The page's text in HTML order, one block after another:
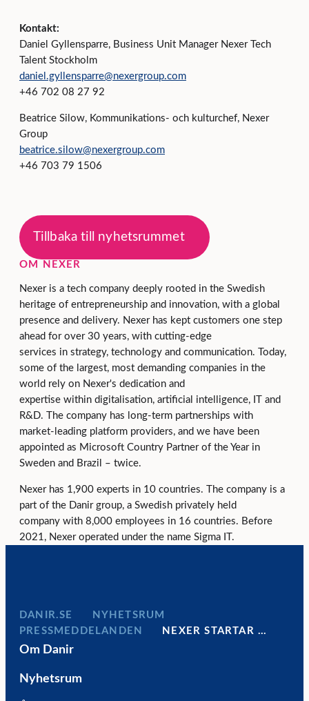
Kontakt:
Daniel Gyllensparre, Business Unit Manager Nexer Tech
Talent Stockholm
daniel.gyllensparre@nexergroup.com
+46 702 08 27 92
Beatrice Silow, Kommunikations- och kulturchef, Nexer
Group
beatrice.silow@nexergroup.com
+46 703 79 1506
Tillbaka till nyhetsrummet
OM NEXER
Nexer is a tech company deeply rooted in the Swedish
heritage of entrepreneurship and innovation, with a global
presence and delivery. Nexer has kept customers one step
ahead for over 30 years, with cutting-edge
services in strategy, technology and communication. Today,
some of the largest, most demanding companies in the
world rely on Nexer's dedication and
expertise within digitalisation, artificial intelligence, IT and
R&D. The company has long-term partnerships with
market-leading platform providers, and we have been
appointed as Microsoft Country Partner of the Year in
Sweden and Brazil – twice.
Nexer has 1,900 experts in 10 countries. The company is a
part of the Danir group, a Swedish privately held
company with 8,000 employees in 16 countries. Before
2021, Nexer operated under the name Sigma IT.
DANIR
NYHETSRUM
PRESSMEDDELANDEN
NEXER STARTAR …
Om Danir
Nyhetsrum